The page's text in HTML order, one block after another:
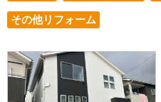
その他リフォーム